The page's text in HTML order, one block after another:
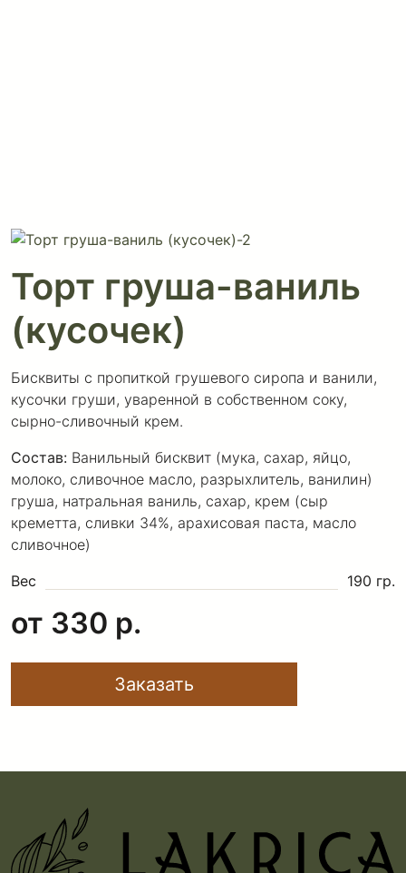
Торт груша-ваниль
(кусочек)
Бисквиты с пропиткой грушевого сиропа и ванили,
кусочки груши, уваренной в собственном соку,
сырно-сливочный крем.
Состав: Ванильный бисквит (мука, сахар, яйцо,
молоко, сливочное масло, разрыхлитель, ванилин)
груша, натральная ваниль, сахар, крем (сыр
креметта, сливки 34%, арахисовая паста, масло
сливочное)
Вес
190 гр.
от 330 р.
Заказать